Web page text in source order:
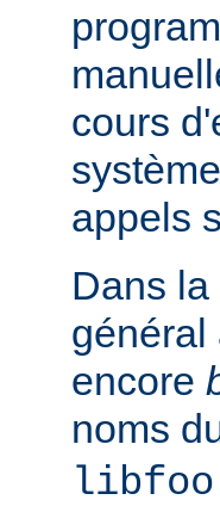
cours
appels
Dans
général
encore
noms